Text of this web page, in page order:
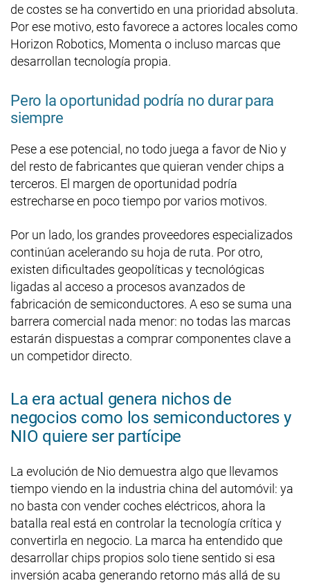
de costes se ha convertido en una prioridad absoluta.
Por ese motivo, esto favorece a actores locales como
Horizon Robotics, Momenta o incluso marcas que
desarrollan tecnología propia.
Pero la oportunidad podría no durar para
siempre
Pese a ese potencial, no todo juega a favor de Nio y
del resto de fabricantes que quieran vender chips a
terceros. El margen de oportunidad podría
estrecharse en poco tiempo por varios motivos.
Por un lado, los grandes proveedores especializados
continúan acelerando su hoja de ruta. Por otro,
existen dificultades geopolíticas y tecnológicas
ligadas al acceso a procesos avanzados de
fabricación de semiconductores. A eso se suma una
barrera comercial nada menor: no todas las marcas
estarán dispuestas a comprar componentes clave a
un competidor directo.
La era actual genera nichos de
negocios como los semiconductores y
NIO quiere ser partícipe
La evolución de Nio demuestra algo que llevamos
tiempo viendo en la industria china del automóvil: ya
no basta con vender coches eléctricos, ahora la
batalla real está en controlar la tecnología crítica y
convertirla en negocio. La marca ha entendido que
desarrollar chips propios solo tiene sentido si esa
inversión acaba generando retorno más allá de su